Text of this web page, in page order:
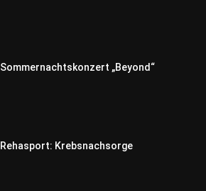
Sommernachtskonzert „Beyond“
Rehasport: Krebsnachsorge